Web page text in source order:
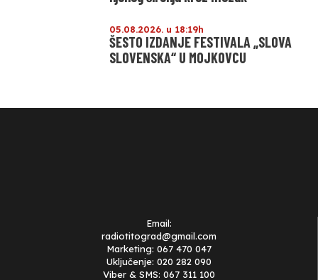
05.08.2026. u 18:19h
ŠESTO IZDANJE FESTIVALA „SLOVA
SLOVENSKA“ U MOJKOVCU
Email:
radiotitograd@gmail.com
Marketing: 067 470 047
Uključenje: 020 282 090
Viber & SMS: 067 311 100